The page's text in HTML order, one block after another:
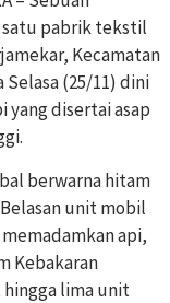
satu pabrik tekstil
Kecamatan
(25/11) dini
yang disertai asap
berwarna hitam
unit mobil
api,
Kebakaran
lima unit